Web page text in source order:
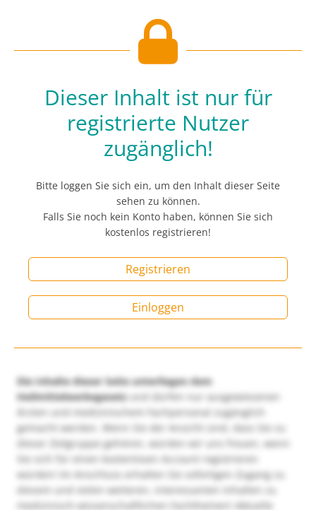
Dieser Inhalt ist nur für
registrierte Nutzer
zugänglich!
Bitte loggen Sie sich ein, um den Inhalt dieser Seite
sehen zu können.
Falls Sie noch kein Konto haben, können Sie sich
kostenlos registrieren!
Registrieren
Einloggen
Die Inhalte dieser Seite unterliegen dem
Heilmittelwerbegesetzund dürfen nur ausgewiesenen
Ärzten und medizinischem Fachpersonal zugänglich
gemacht werden. Wenn Sie der Ansicht sind, dass Sie zu
dieser Zielgruppe gehören, würden wir uns freuen, wenn
Sie sich für einen kostenlosen Account registrieren
würden! Im Anschluss erhalten Sie sofortigen Zugang zu
diesem und vielen weiteren, interessanten Inhalten zu
medizinisch-wissenschaftlichen Fachthemen! Aktuelle